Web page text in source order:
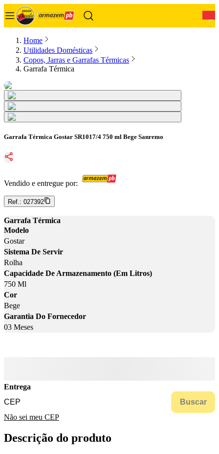
Home
Utilidades Domésticas
Copos, Jarras e Garrafas Térmicas
Garrafa Térmica
Garrafa Térmica Gostar SR1017/4 750 ml Bege Sanremo
Vendido e entregue por:
Ref.: 027392
Garrafa Térmica
Modelo
Gostar
Sistema De Servir
Rolha
Capacidade De Armazenamento (Em Litros)
750 Ml
Cor
Bege
Garantia Do Fornecedor
03 Meses
Entrega
Buscar
Não sei meu CEP
Descrição do produto